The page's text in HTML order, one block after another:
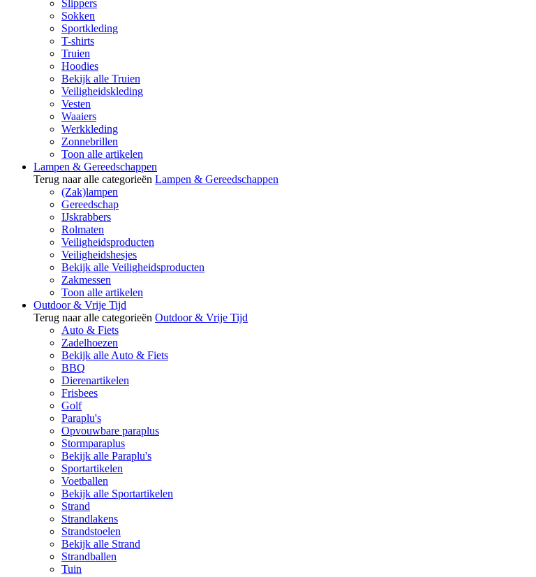
Slippers
Sokken
Sportkleding
T-shirts
Truien
Hoodies
Bekijk alle Truien
Veiligheidskleding
Vesten
Waaiers
Werkkleding
Zonnebrillen
Toon alle artikelen
Lampen & Gereedschappen
Terug naar alle categorieën Lampen & Gereedschappen
(Zak)lampen
Gereedschap
IJskrabbers
Rolmaten
Veiligheidsproducten
Veiligheidshesjes
Bekijk alle Veiligheidsproducten
Zakmessen
Toon alle artikelen
Outdoor & Vrije Tijd
Terug naar alle categorieën Outdoor & Vrije Tijd
Auto & Fiets
Zadelhoezen
Bekijk alle Auto & Fiets
BBQ
Dierenartikelen
Frisbees
Golf
Paraplu's
Opvouwbare paraplus
Stormparaplus
Bekijk alle Paraplu's
Sportartikelen
Voetballen
Bekijk alle Sportartikelen
Strand
Strandlakens
Strandstoelen
Bekijk alle Strand
Strandballen
Tuin